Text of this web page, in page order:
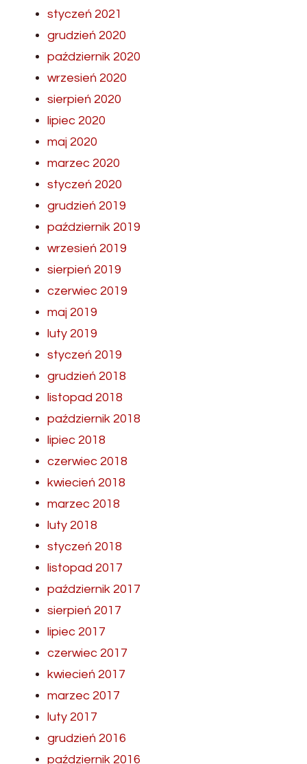
styczeń 2021
grudzień 2020
październik 2020
wrzesień 2020
sierpień 2020
lipiec 2020
maj 2020
marzec 2020
styczeń 2020
grudzień 2019
październik 2019
wrzesień 2019
sierpień 2019
czerwiec 2019
maj 2019
luty 2019
styczeń 2019
grudzień 2018
listopad 2018
październik 2018
lipiec 2018
czerwiec 2018
kwiecień 2018
marzec 2018
luty 2018
styczeń 2018
listopad 2017
październik 2017
sierpień 2017
lipiec 2017
czerwiec 2017
kwiecień 2017
marzec 2017
luty 2017
grudzień 2016
październik 2016